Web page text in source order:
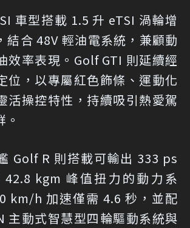
車型搭載 1.5 升 eTSI 渦輪增
結合 48V 輕油電系統，兼顧動
效率表現。Golf GTI 則延續經
位，以專屬紅色飾條、運動化
活操控特性，持續吸引熱愛駕
Golf R 則搭載可輸出 333 ps
kgm 峰值扭力的動力系
km/h 加速僅需 4.6 秒，並配
主動式智慧型四輪驅動系統與